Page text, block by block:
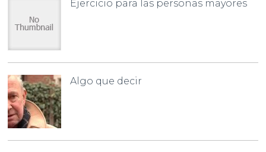
Ejercicio para las personas mayores
Algo que decir